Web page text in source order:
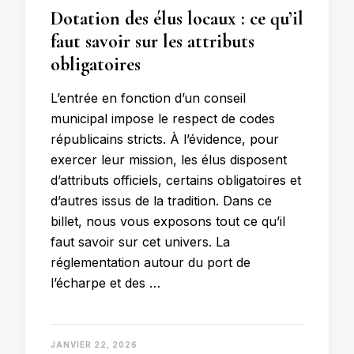
Dotation des élus locaux : ce qu’il
faut savoir sur les attributs
obligatoires
L’entrée en fonction d’un conseil
municipal impose le respect de codes
républicains stricts. À l’évidence, pour
exercer leur mission, les élus disposent
d’attributs officiels, certains obligatoires et
d’autres issus de la tradition. Dans ce
billet, nous vous exposons tout ce qu’il
faut savoir sur cet univers. La
réglementation autour du port de
l’écharpe et des …
JANVIER 22, 2026